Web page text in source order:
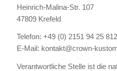
Heinrich-Malina-Str. 107
47809 Krefeld
Telefon: +49 (0) 2151 94 25 812
E-Mail: kontakt@crown-
Verantwortliche Stelle ist die